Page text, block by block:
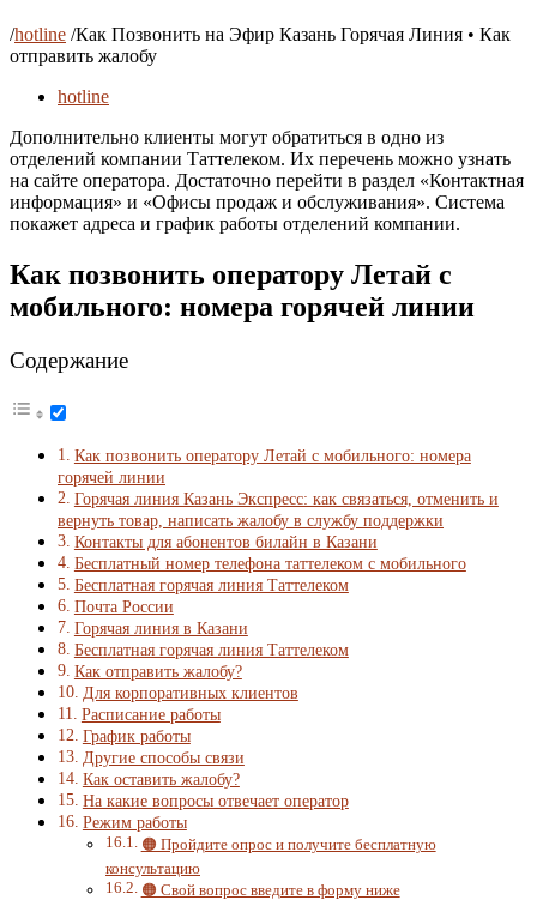
/hotline /Как Позвонить на Эфир Казань Горячая Линия • Как
отправить жалобу
hotline
Дополнительно клиенты могут обратиться в одно из
отделений компании Таттелеком. Их перечень можно узнать
на сайте оператора. Достаточно перейти в раздел «Контактная
информация» и «Офисы продаж и обслуживания». Система
покажет адреса и график работы отделений компании.
Как позвонить оператору Летай с
мобильного: номера горячей линии
Содержание
Как позвонить оператору Летай с мобильного: номера
горячей линии
Горячая линия Казань Экспресс: как связаться, отменить и
вернуть товар, написать жалобу в службу поддержки
Контакты для абонентов билайн в Казани
Бесплатный номер телефона таттелеком с мобильного
Бесплатная горячая линия Таттелеком
Почта России
Горячая линия в Казани
Бесплатная горячая линия Таттелеком
Как отправить жалобу?
Для корпоративных клиентов
Расписание работы
График работы
Другие способы связи
Как оставить жалобу?
На какие вопросы отвечает оператор
Режим работы
🟠 Пройдите опрос и получите бесплатную
консультацию
🟠 Свой вопрос введите в форму ниже